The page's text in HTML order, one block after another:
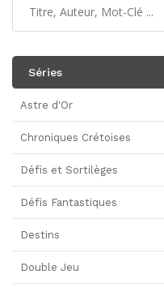
Séries
Astre d'Or
Chroniques Crétoises
Défis et Sortilèges
Défis Fantastiques
Destins
Double Jeu